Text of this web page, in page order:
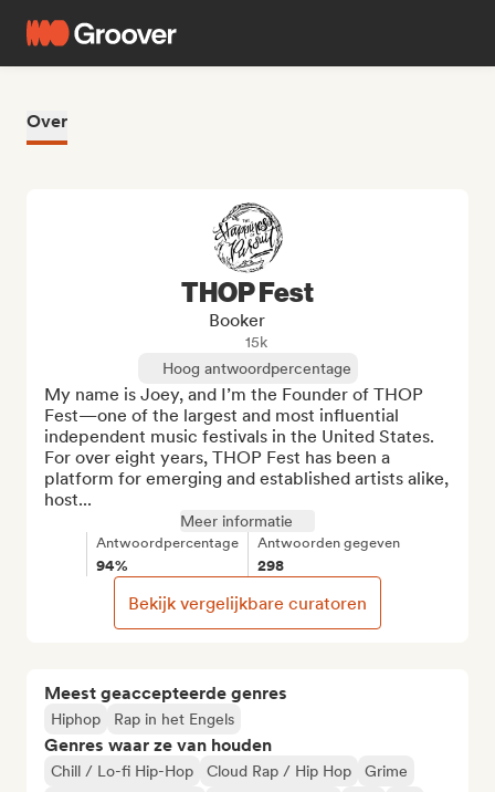
Over
Meest geaccepteerde genres
Hiphop Rap in het Engels
Genres waar ze van houden
Chill / Lo-fi Hip-Hop Cloud Rap / Hip Hop
Grime
THOP Fest
Booker
15k
Hoog antwoordpercentage
My name is Joey, and I’m the Founder of THOP
Fest—one of the largest and most influential
independent music festivals in the United States.
For over eight years, THOP Fest has been a
platform for emerging and established artists alike,
host...
Meer informatie
Antwoordpercentage
94%
Antwoorden gegeven
298
Bekijk vergelijkbare curatoren